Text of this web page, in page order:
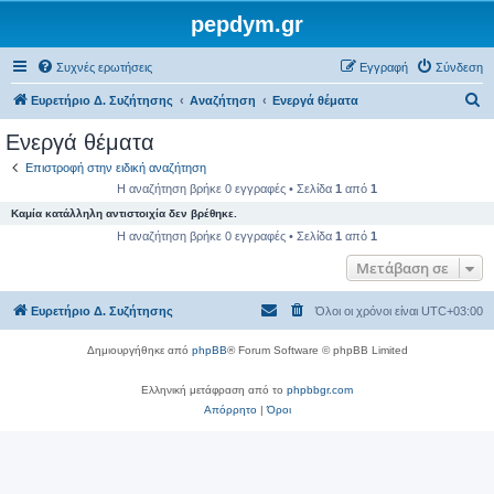
pepdym.gr
Συχνές ερωτήσεις Σύνδεση
Εγγραφή
Ευρετήριο Δ. Συζήτησης Αναζήτηση Ενεργά θέματα
η
η
Ενεργά θέματα
Επιστροφή στην ειδική αναζήτηση
Η αναζήτηση βρήκε 0 εγγραφές • Σελίδα 1 από 1
Καμία κατάλληλη αντιστοιχία δεν βρέθηκε.
Η αναζήτηση βρήκε 0 εγγραφές • Σελίδα 1 από 1
Μετάβαση σε
Ευρετήριο Δ. Συζήτησης Όλοι οι χρόνοι είναι UTC+03:00
Δημιουργήθηκε από phpBB® Forum Software © phpBB Limited
Ελληνική μετάφραση από το phpbbgr.com
Απόρρητο|Όροι